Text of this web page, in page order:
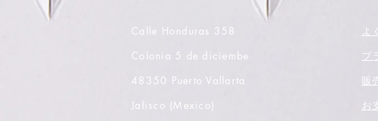
Calle Honduras 358
Colonia 5 de diciembe
48350 Puerto Vallarta
Jalisco (Mexico)
よ
プ
販
お